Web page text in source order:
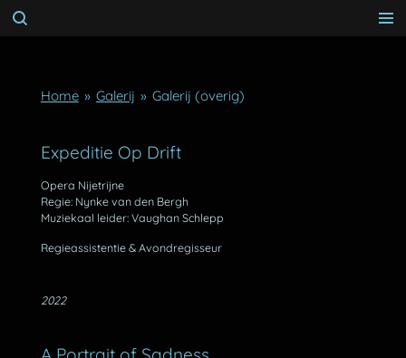
Ga
hoofdinhoud
Home » Galerij » Galerij (overig)
Expeditie Op Drift
Opera Nijetrijne
Regie: Nynke van den Bergh
Muziekaal leider: Vaughan Schlepp
Regieassistentie & Avondregisseur
2022